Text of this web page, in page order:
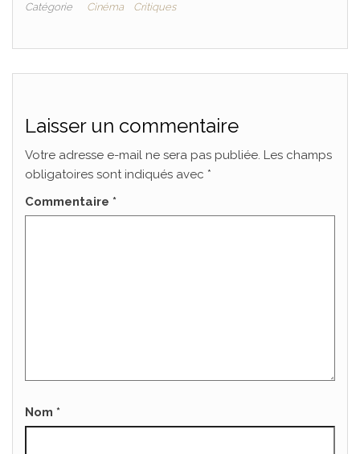
Catégorie Cinéma Critiques
Laisser un commentaire
Votre adresse e-mail ne sera pas publiée. Les champs
obligatoires sont indiqués avec *
Commentaire *
Nom *